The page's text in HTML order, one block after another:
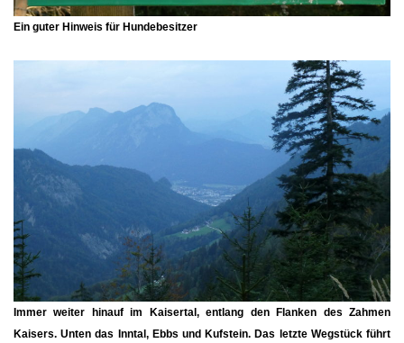
Ein guter Hinweis für Hundebesitzer
Immer weiter hinauf im Kaisertal, entlang den Flanken des Zahmen
Kaisers. Unten das Inntal, Ebbs und Kufstein. Das letzte Wegstück führt